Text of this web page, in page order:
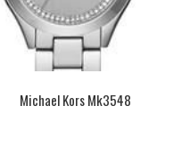
Michael Kors Mk3548